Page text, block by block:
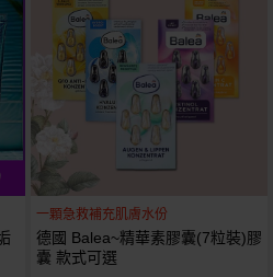
一顆急救補充肌膚水份
德國 Balea~精華素膠囊(7粒裝)膠
囊 款式可選